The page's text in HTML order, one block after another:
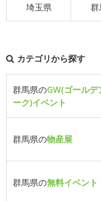
埼玉県
カテゴリから探す
群馬県のGW(ゴールデ
ーク)イベント
群馬県の物産展
群馬県の無料イベント